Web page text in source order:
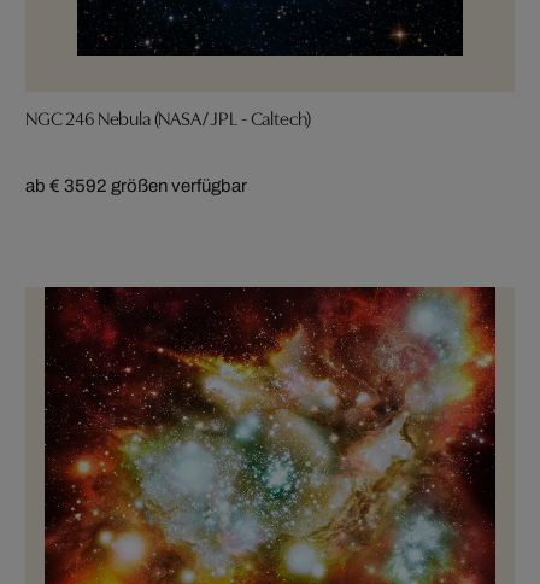
NGC 246 Nebula (NASA/ JPL - Caltech)
ab € 3592 größen verfügbar